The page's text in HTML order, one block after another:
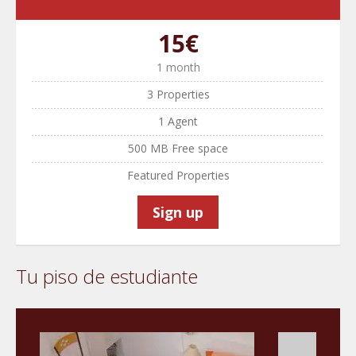
15€
1 month
3 Properties
1 Agent
500 MB Free space
Featured Properties
Sign up
Tu piso de estudiante